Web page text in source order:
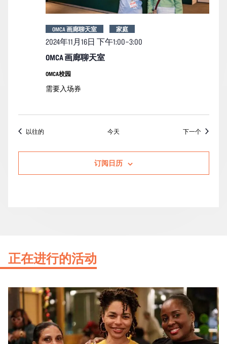
OMCA 画廊聊天室
2024年11月16日 下午1:00–3:00
OMCA 画廊聊天室 家庭
OMCA校园
需要入场券
以往的活动 今天 下一个活动
订阅日历
正在进行的活动